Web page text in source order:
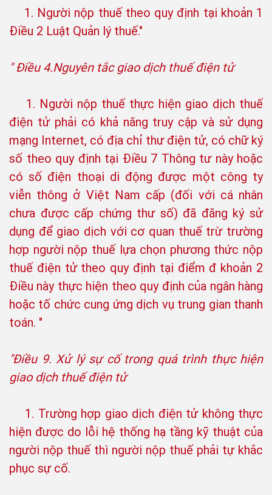
1. Người nộp thuế theo quy định tại khoản 1
Điều 2 Luật Quản lý thuế."
" Điều 4.Nguyên tắc giao dịch thuế điện tử
1. Người nộp thuế thực hiện giao dịch thuế
điện tử phải có khả năng truy cập và sử dụng
mạng Internet, có địa chỉ thư điện tử, có chữ ký
số theo quy định tại Điều 7 Thông tư này hoặc
có số điện thoại di động được một công ty
viễn thông ở Việt Nam cấp (đối với cá nhân
chưa được cấp chứng thư số) đã đăng ký sử
dụng để giao dịch với cơ quan thuế trừ trường
hợp người nộp thuế lựa chọn phương thức nộp
thuế điện tử theo quy định tại điểm đ khoản 2
Điều này thực hiện theo quy định của ngân hàng
hoặc tố chức cung ứng dịch vụ trung gian thanh
toán. "
"Điều 9. Xử lý sự cố trong quá trình thực hiện
giao dịch thuế điện tử
1. Trường hợp giao dịch điện tử không thực
hiện được do lỗi hệ thống hạ tầng kỹ thuật của
người nộp thuế thì người nộp thuế phải tự khắc
phục sự cố.